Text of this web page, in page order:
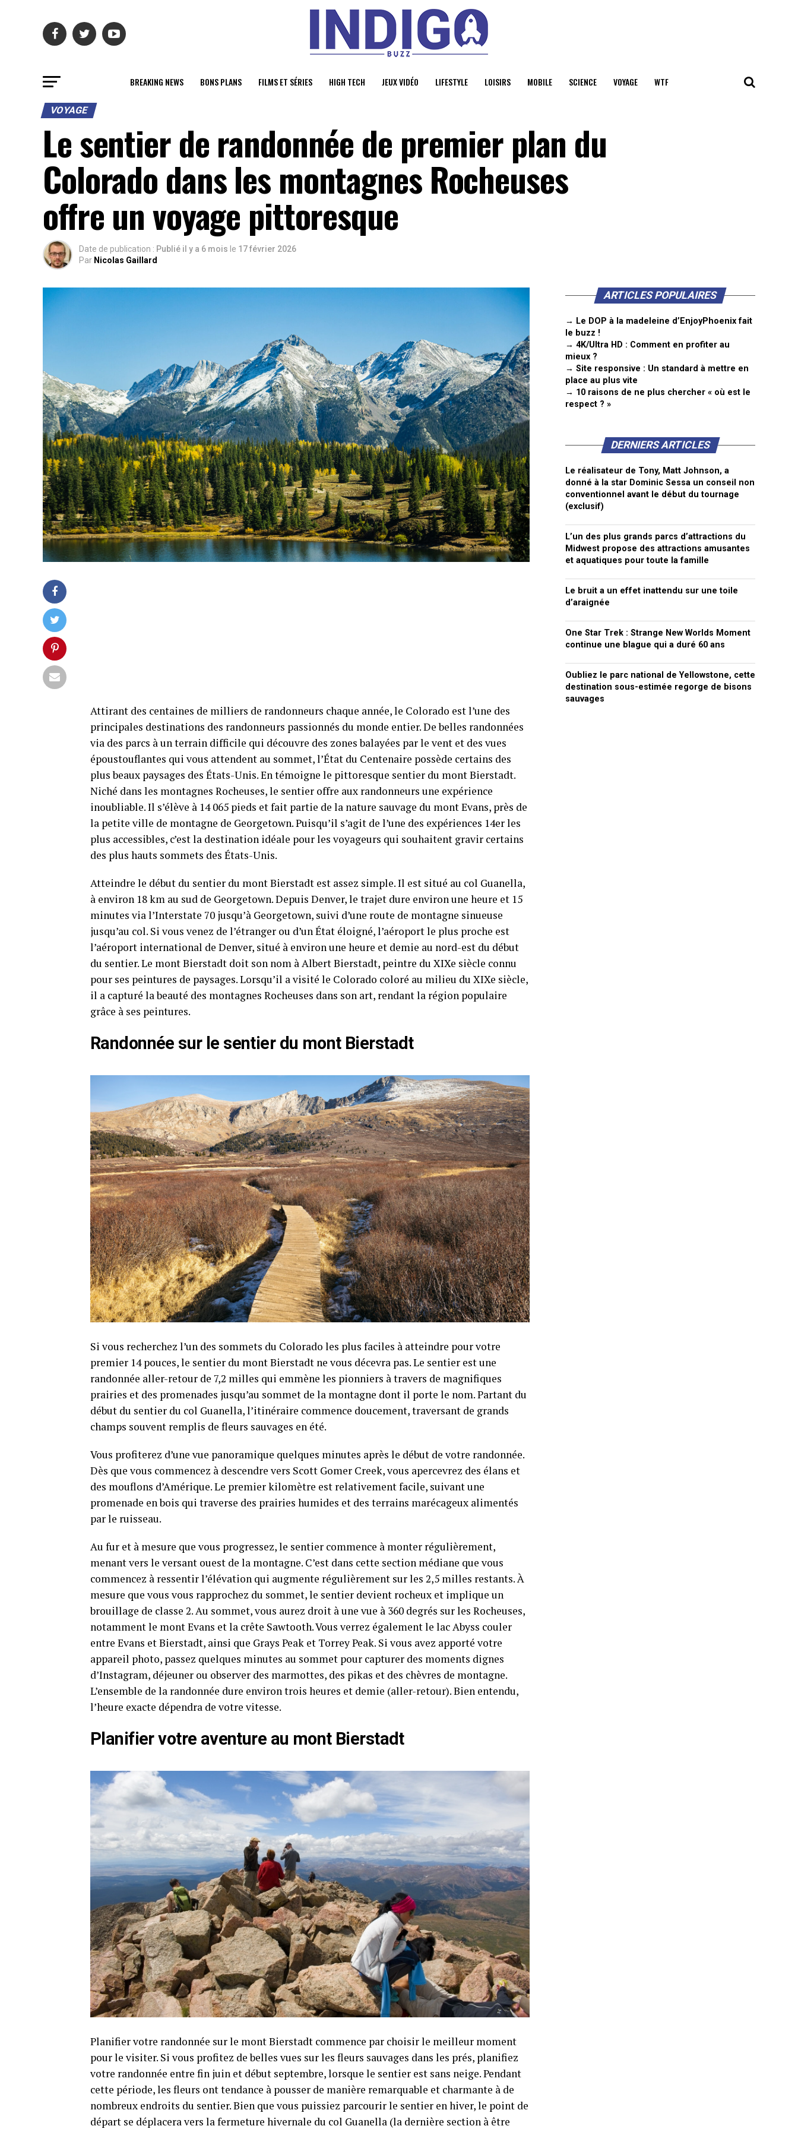
BREAKING NEWS BONS PLANS FILMS ET SÉRIES HIGH TECH JEUX VIDÉO LIFESTYLE LOISIRS MOBILE SCIENCE VOYAGE WTF
VOYAGE
Le sentier de randonnée de premier plan du
Colorado dans les montagnes Rocheuses
offre un voyage pittoresque
Date de publication : Publié il y a 6 mois le 17 février 2026
Par Nicolas Gaillard
Attirant des centaines de milliers de randonneurs chaque année, le Colorado est l’une des
principales destinations des randonneurs passionnés du monde entier. De belles randonnées
via des parcs à un terrain difficile qui découvre des zones balayées par le vent et des vues
époustouflantes qui vous attendent au sommet, l’État du Centenaire possède certains des
plus beaux paysages des États-Unis. En témoigne le pittoresque sentier du mont Bierstadt.
Niché dans les montagnes Rocheuses, le sentier offre aux randonneurs une expérience
inoubliable. Il s’élève à 14 065 pieds et fait partie de la nature sauvage du mont Evans, près de
la petite ville de montagne de Georgetown. Puisqu’il s’agit de l’une des expériences 14er les
plus accessibles, c’est la destination idéale pour les voyageurs qui souhaitent gravir certains
des plus hauts sommets des États-Unis.
Atteindre le début du sentier du mont Bierstadt est assez simple. Il est situé au col Guanella,
à environ 18 km au sud de Georgetown. Depuis Denver, le trajet dure environ une heure et 15
minutes via l’Interstate 70 jusqu’à Georgetown, suivi d’une route de montagne sinueuse
jusqu’au col. Si vous venez de l’étranger ou d’un État éloigné, l’aéroport le plus proche est
l’aéroport international de Denver, situé à environ une heure et demie au nord-est du début
du sentier. Le mont Bierstadt doit son nom à Albert Bierstadt, peintre du XIXe siècle connu
pour ses peintures de paysages. Lorsqu’il a visité le Colorado coloré au milieu du XIXe siècle,
il a capturé la beauté des montagnes Rocheuses dans son art, rendant la région populaire
grâce à ses peintures.
Randonnée sur le sentier du mont Bierstadt
Si vous recherchez l’un des sommets du Colorado les plus faciles à atteindre pour votre
premier 14 pouces, le sentier du mont Bierstadt ne vous décevra pas. Le sentier est une
randonnée aller-retour de 7,2 milles qui emmène les pionniers à travers de magnifiques
prairies et des promenades jusqu’au sommet de la montagne dont il porte le nom. Partant du
début du sentier du col Guanella, l’itinéraire commence doucement, traversant de grands
champs souvent remplis de fleurs sauvages en été.
Vous profiterez d’une vue panoramique quelques minutes après le début de votre randonnée.
Dès que vous commencez à descendre vers Scott Gomer Creek, vous apercevrez des élans et
des mouflons d’Amérique. Le premier kilomètre est relativement facile, suivant une
promenade en bois qui traverse des prairies humides et des terrains marécageux alimentés
par le ruisseau.
Au fur et à mesure que vous progressez, le sentier commence à monter régulièrement,
menant vers le versant ouest de la montagne. C’est dans cette section médiane que vous
commencez à ressentir l’élévation qui augmente régulièrement sur les 2,5 milles restants. À
mesure que vous vous rapprochez du sommet, le sentier devient rocheux et implique un
brouillage de classe 2. Au sommet, vous aurez droit à une vue à 360 degrés sur les Rocheuses,
notamment le mont Evans et la crête Sawtooth. Vous verrez également le lac Abyss couler
entre Evans et Bierstadt, ainsi que Grays Peak et Torrey Peak. Si vous avez apporté votre
appareil photo, passez quelques minutes au sommet pour capturer des moments dignes
d’Instagram, déjeuner ou observer des marmottes, des pikas et des chèvres de montagne.
L’ensemble de la randonnée dure environ trois heures et demie (aller-retour). Bien entendu,
l’heure exacte dépendra de votre vitesse.
Planifier votre aventure au mont Bierstadt
Planifier votre randonnée sur le mont Bierstadt commence par choisir le meilleur moment
pour le visiter. Si vous profitez de belles vues sur les fleurs sauvages dans les prés, planifiez
votre randonnée entre fin juin et début septembre, lorsque le sentier est sans neige. Pendant
cette période, les fleurs ont tendance à pousser de manière remarquable et charmante à de
nombreux endroits du sentier. Bien que vous puissiez parcourir le sentier en hiver, le point de
départ se déplacera vers la fermeture hivernale du col Guanella (la dernière section à être
ARTICLES POPULAIRES
→ Le DOP à la madeleine d’EnjoyPhoenix fait
le buzz !
→ 4K/Ultra HD : Comment en profiter au
mieux ?
→ Site responsive : Un standard à mettre en
place au plus vite
→ 10 raisons de ne plus chercher « où est le
respect ? »
DERNIERS ARTICLES
Le réalisateur de Tony, Matt Johnson, a
donné à la star Dominic Sessa un conseil non
conventionnel avant le début du tournage
(exclusif)
L’un des plus grands parcs d’attractions du
Midwest propose des attractions amusantes
et aquatiques pour toute la famille
Le bruit a un effet inattendu sur une toile
d’araignée
One Star Trek : Strange New Worlds Moment
continue une blague qui a duré 60 ans
Oubliez le parc national de Yellowstone, cette
destination sous-estimée regorge de bisons
sauvages